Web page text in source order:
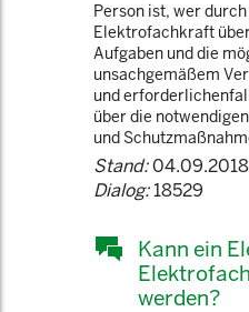
Person ist, wer
Elektrofachkraft
Aufgaben und die
unsachgemäßem
und
über die
und
Stand:04.09.2018
Dialog:18529
Kann ein
werden?